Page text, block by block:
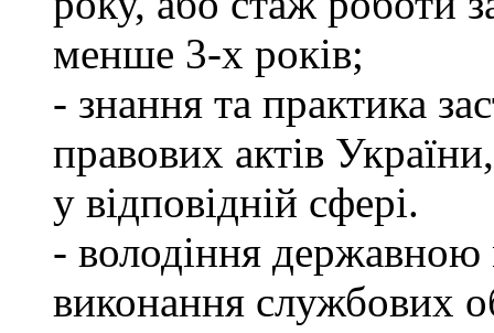
менше 3-х років;
- знання та практика
правових актів
у відповідній сфері.
- володіння державною
виконання службових